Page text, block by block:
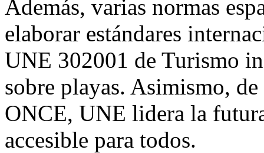
Además, varias normas
elaborar estándares
UNE 302001 de Turismo
sobre playas. Asimismo,
ONCE, UNE lidera la
accesible para todos.